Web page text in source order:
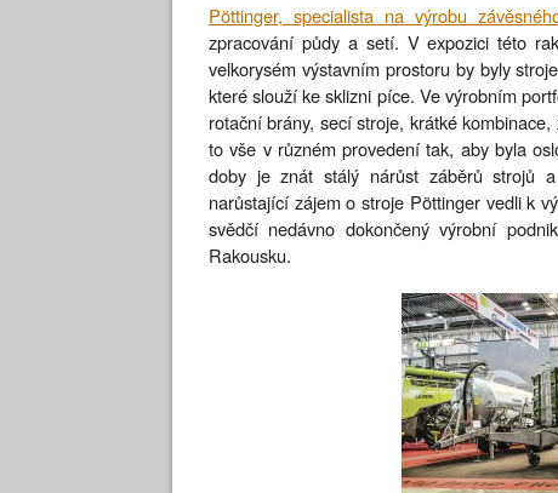
Pöttinger, specialista na výrobu
zpracování půdy a setí. V expozici této
velkorysém výstavním prostoru by byly
které slouží ke sklizni píce. Ve výrobním
rotační brány, secí stroje, krátké
to vše v různém provedení tak, aby byla
doby je znát stálý nárůst záběrů strojů
narůstající zájem o stroje Pöttinger vedli k
svědčí nedávno dokončený výrobní
Rakousku.